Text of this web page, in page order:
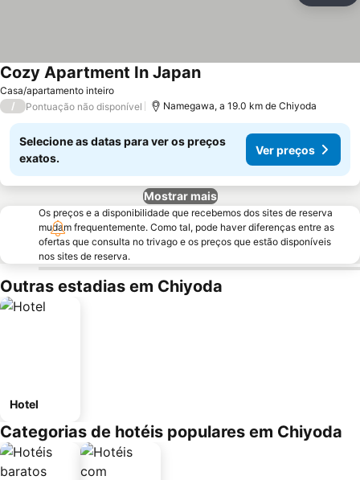
Casa/apartamento inteiro
Cozy Apartment In JapanVer preços
/ Pontuação não disponível Namegawa, a 19.0 km de Chiyoda
Selecione as datas para ver os preços
exatos.
Ver preços
Mostrar mais
Os preços e a disponibilidade que recebemos dos sites de reserva
mudam frequentemente. Como tal, pode haver diferenças entre as
ofertas que consulta no trivago e os preços que estão disponíveis
nos sites de reserva.
Outras estadias em Chiyoda
Hotel
Categorias de hotéis populares em Chiyoda